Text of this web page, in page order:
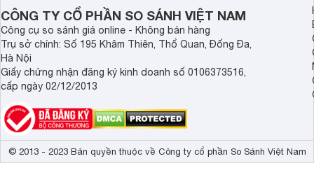
dùng Việt.
thể chất mà còn hỗ
giác.
CÔNG TY CỔ PHẦN SO SÁNH VIỆT NAM
Công cụ so sánh giá online - Không bán hàng
Trụ sở chính: Số 195 Khâm Thiên, Thổ Quan, Đống Đa,
Hà Nội
Giấy chứng nhận đăng ký kinh doanh số 0106373516,
cấp ngày 02/12/2013
© 2013 - 2023 Bản quyền thuộc về Công ty cổ phần So Sánh Việt Nam